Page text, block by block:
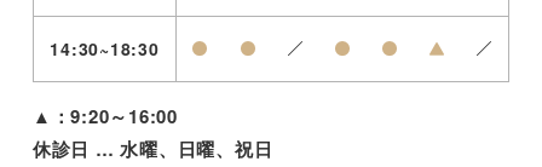
14:30~18:30 ● ● ／ ● ● ▲ ／
▲ ：9:20～16:00
休診日 … 水曜、日曜、祝日